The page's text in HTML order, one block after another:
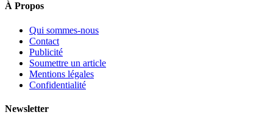
À Propos
Qui sommes-nous
Contact
Publicité
Soumettre un article
Mentions légales
Confidentialité
Newsletter